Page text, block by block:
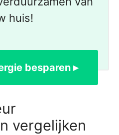
huis!
besparen ▸
vergelijken